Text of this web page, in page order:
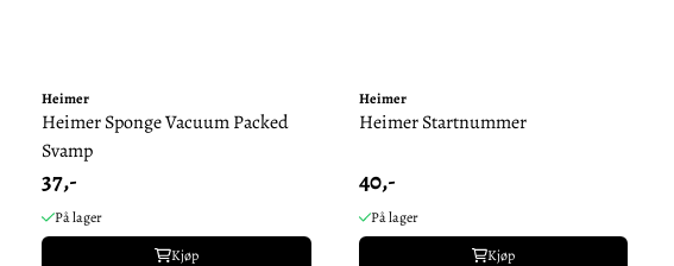
Heimer
Heimer Sponge Vacuum Packed
Svamp
37,-
På lager
Kjøp
Heimer
Heimer Startnummer
40,-
På lager
Kjøp